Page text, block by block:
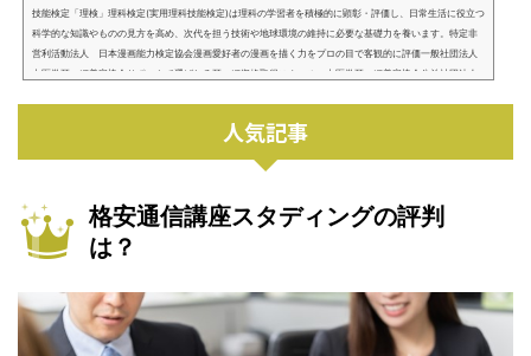
技能検定「理検」理科検定(実用理科技能検定)は理科の学習者を積極的に顕彰・評価し、日常生活に役立つ
科学的な知識やものの見方を高め、次代を担う技術や地球環境の維持に必要な基礎力を養います。特定非
営利活動法人 日本漫画能力検定協会漫画愛好者の漫画を描く力をプロの目で客観的に評価一般社団法人
中医学耳つぼ美容協会サポートで選ばれる耳つぼ資格取得スクール、中医学耳つぼ美容協会公益社団法人
人気記事
格安通信講座スタディングの評判
は？